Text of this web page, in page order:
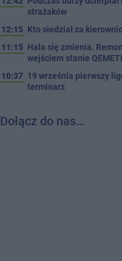
strażaków
12:15 Kto siedział za
11:15 Hala się zmienia.
wejściem stanie
10:37 19 września pierwszy
terminarz
Dołącz do nas…